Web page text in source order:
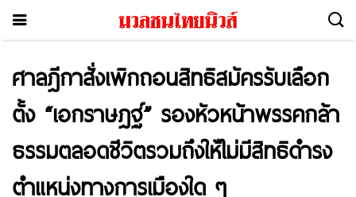
ศาลฎีกาสั่งเพิกถอนสิทธิสมัครรับเลือก
ตั้ง “เอกราษฎฐ์” รองหัวหน้าพรรคกล้า
ธรรมตลอดชีวิตรวมถึงให้ไม่มีสิทธิดำรง
ตำแหน่งทางการเมืองใด ๆ